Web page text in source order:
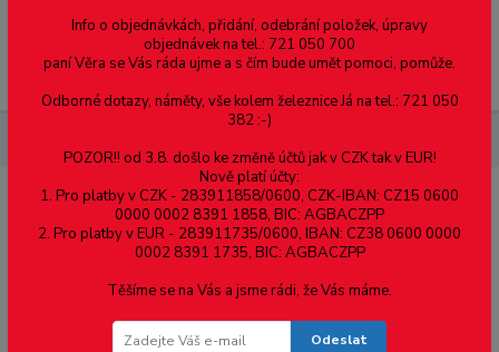
Menu
Osvětlení vozu TT Eurofirma-2 - Peli
Info o objednávkách, přidání, odebrání položek, úpravy
objednávek na tel.: 721 050 700
paní Věra se Vás ráda ujme a s čím bude umět pomoci, pomůže.
Odborné dotazy, náměty, vše kolem železnice Já na tel.: 721 050
382 :-)
POZOR!! od 3.8. došlo ke změně účtů jak v CZK tak v EUR!
Nově platí účty:
1. Pro platby v CZK - 283911858/0600, CZK-IBAN: CZ15 0600
0000 0002 8391 1858, BIC: AGBACZPP
2. Pro platby v EUR - 283911735/0600, IBAN: CZ38 0600 0000
0002 8391 1735, BIC: AGBACZPP
Těšíme se na Vás a jsme rádi, že Vás máme.
Odeslat